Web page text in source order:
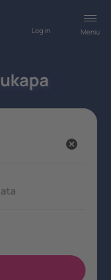
Meniu
Log in